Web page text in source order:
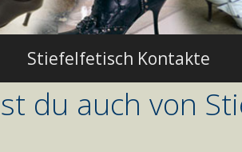
Stiefelfetisch Kontakte
du auch von